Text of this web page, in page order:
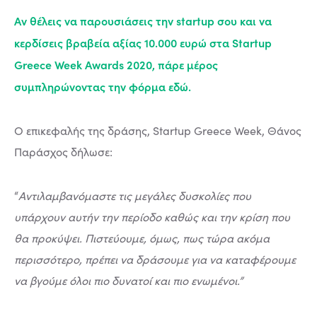
Αν θέλεις να παρουσιάσεις την startup σου και να
κερδίσεις βραβεία αξίας 10.000 ευρώ στα Startup
Greece Week Awards 2020, πάρε μέρος
συμπληρώνοντας την φόρμαεδώ.
Ο επικεφαλής της δράσης, Startup Greece Week, Θάνος
Παράσχος δήλωσε:
“Αντιλαμβανόμαστε τις μεγάλες δυσκολίες που
υπάρχουν αυτήν την περίοδο καθώς και την κρίση που
θα προκύψει. Πιστεύουμε, όμως, πως τώρα ακόμα
περισσότερο, πρέπει να δράσουμε για να καταφέρουμε
να βγούμε όλοι πιο δυνατοί και πιο ενωμένοι.”